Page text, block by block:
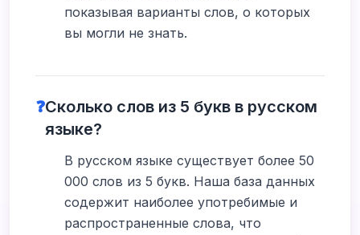
показывая варианты слов, о которых
вы могли не знать.
❓Сколько слов из 5 букв в русском
языке?
В русском языке существует более 50
000 слов из 5 букв. Наша база данных
содержит наиболее употребимые и
распространенные слова, что